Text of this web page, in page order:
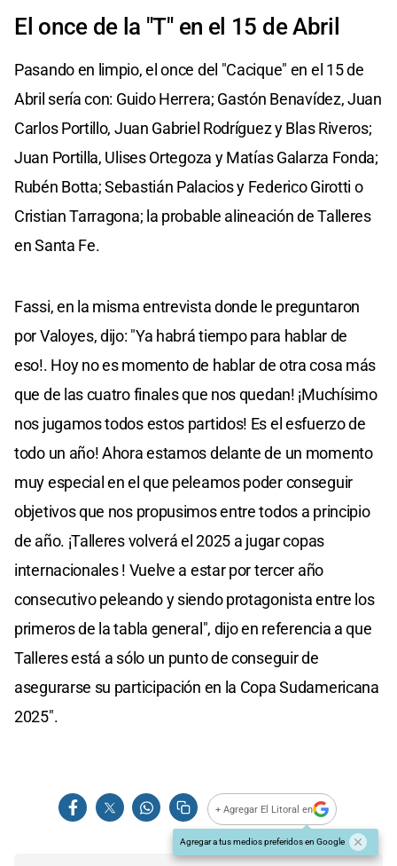
El once de la "T" en el 15 de Abril
Pasando en limpio, el once del "Cacique" en el 15 de
Abril sería con: Guido Herrera; Gastón Benavídez, Juan
Carlos Portillo, Juan Gabriel Rodríguez y Blas Riveros;
Juan Portilla, Ulises Ortegoza y Matías Galarza Fonda;
Rubén Botta; Sebastián Palacios y Federico Girotti o
Cristian Tarragona; la probable alineación de Talleres
en Santa Fe.
Fassi, en la misma entrevista donde le preguntaron
por Valoyes, dijo: "Ya habrá tiempo para hablar de
eso!. Hoy no es momento de hablar de otra cosa más
que de las cuatro finales que nos quedan! ¡Muchísimo
nos jugamos todos estos partidos! Es el esfuerzo de
todo un año! Ahora estamos delante de un momento
muy especial en el que peleamos poder conseguir
objetivos que nos propusimos entre todos a principio
de año. ¡Talleres volverá el 2025 a jugar copas
internacionales ! Vuelve a estar por tercer año
consecutivo peleando y siendo protagonista entre los
primeros de la tabla general", dijo en referencia a que
Talleres está a sólo un punto de conseguir de
asegurarse su participación en la Copa Sudamericana
2025″.
+ Agregar El Litoral en
Agregar a tus medios preferidos en Google